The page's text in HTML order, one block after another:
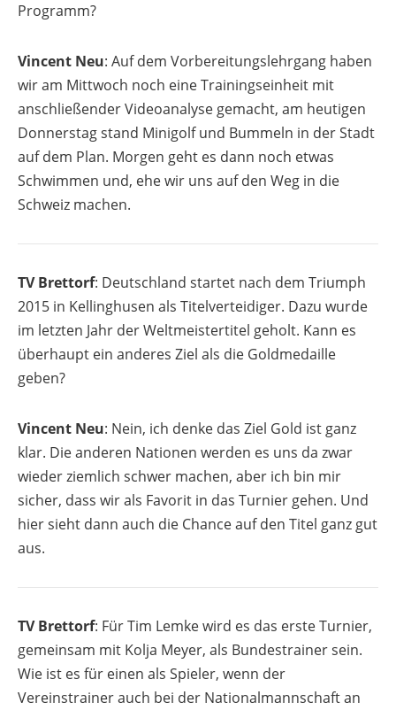
Programm?
Vincent Neu: Auf dem Vorbereitungslehrgang haben
wir am Mittwoch noch eine Trainingseinheit mit
anschließender Videoanalyse gemacht, am heutigen
Donnerstag stand Minigolf und Bummeln in der Stadt
auf dem Plan. Morgen geht es dann noch etwas
Schwimmen und, ehe wir uns auf den Weg in die
Schweiz machen.
TV Brettorf: Deutschland startet nach dem Triumph
2015 in Kellinghusen als Titelverteidiger. Dazu wurde
im letzten Jahr der Weltmeistertitel geholt. Kann es
überhaupt ein anderes Ziel als die Goldmedaille
geben?
Vincent Neu: Nein, ich denke das Ziel Gold ist ganz
klar. Die anderen Nationen werden es uns da zwar
wieder ziemlich schwer machen, aber ich bin mir
sicher, dass wir als Favorit in das Turnier gehen. Und
hier sieht dann auch die Chance auf den Titel ganz gut
aus.
TV Brettorf: Für Tim Lemke wird es das erste Turnier,
gemeinsam mit Kolja Meyer, als Bundestrainer sein.
Wie ist es für einen als Spieler, wenn der
Vereinstrainer auch bei der Nationalmannschaft an